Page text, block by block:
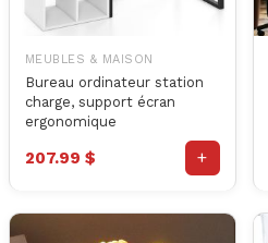
MEUBLES & MAISON
Bureau ordinateur station
charge, support écran
ergonomique
207.99 $ +